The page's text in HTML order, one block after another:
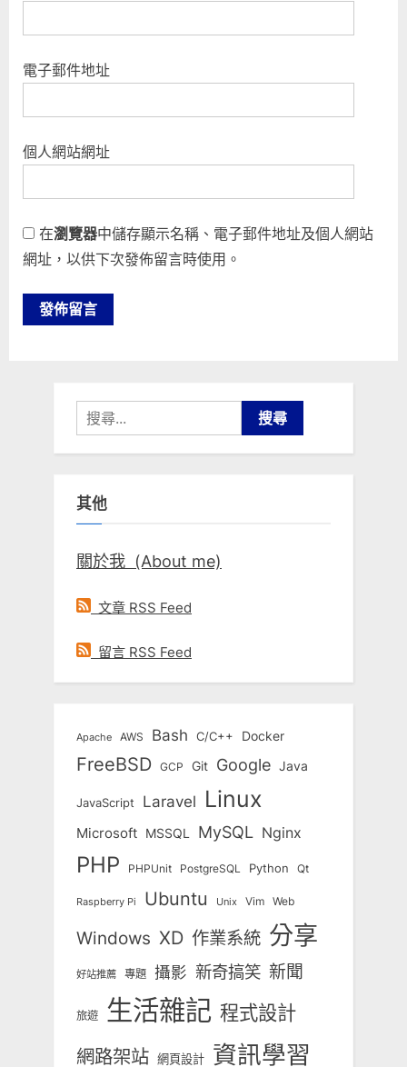
電子郵件地址
個人網站網址
在瀏覽器中儲存顯示名稱、電子郵件地址及個人網站
網址，以供下次發佈留言時使用。
搜
尋
關
字:
其他
關於我 (About me)
文章 RSS Feed
留言 RSS Feed
Apache AWS Bash C/C++ Docker
FreeBSD GCP Git Google Java
JavaScript Laravel Linux
Microsoft MSSQL MySQL Nginx
PHP PHPUnit PostgreSQL Python Qt
Raspberry Pi Ubuntu Unix Vim Web
Windows XD 作業系統 分享
好站推薦 專題 攝影 新奇搞笑 新聞
旅遊 生活雜記 程式設計
網路架站 網頁設計 資訊學習